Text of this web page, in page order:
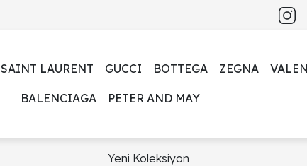
SAINT LAURENT GUCCI BOTTEGA ZEGNA
BALENCIAGA PETER AND MAY
Yeni Koleksiyon